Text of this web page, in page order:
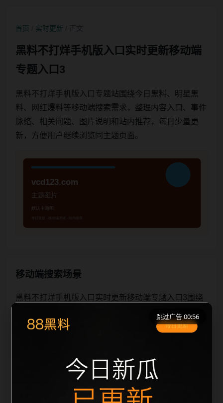
首页 实时更新
黑料不打烊手机版入口实时更新移动端
专题入口3
黑料不打烊手机版入口专题站围绕今日黑料、明星黑
料、网红爆料等移动端搜索需求，整理内容入口、事件
脉络、相关问题、图片说明和站内推荐，每日少量更
新，方便用户继续浏览同主题页面。
移动端搜索场景
黑料不打烊手机版入口实时更新移动端专题入口3围绕
端浏览习惯整理标题、描述、图片和站内推荐。用户进
续浏览。本页强调内容归集和主题一致性，避免无关关
键词堆砌，也避免多个站点同步发布完全相同的标题。
图片说明、文件名、alt 和 title 均围绕主关键词、栏目
跳过广告 00:56